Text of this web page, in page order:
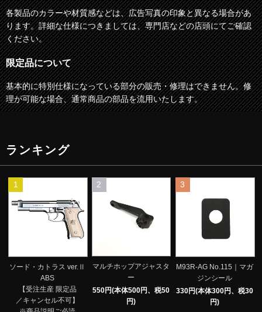
各製品のカラーや材質感などは、広告写真の印象と異なる場合があ
ります。詳細な仕様につきましては、専門店などの店頭にてご確認
ください。
限定品について
基本的に特別仕様になっている部分の販売・修理はできません。修
理が可能な場合、通常商品の部品を流用いたします。
ランキング
1
ソード・カトラス ver.Ⅱ
ABS
【受注生産 限定品
／キャンセル不可】
2
マルチホップアジャスタ
ー
550円(本体500円、税50
円)
3
M93R-AG No.115｜マガ
ジンシール
330円(本体300円、税30
円)